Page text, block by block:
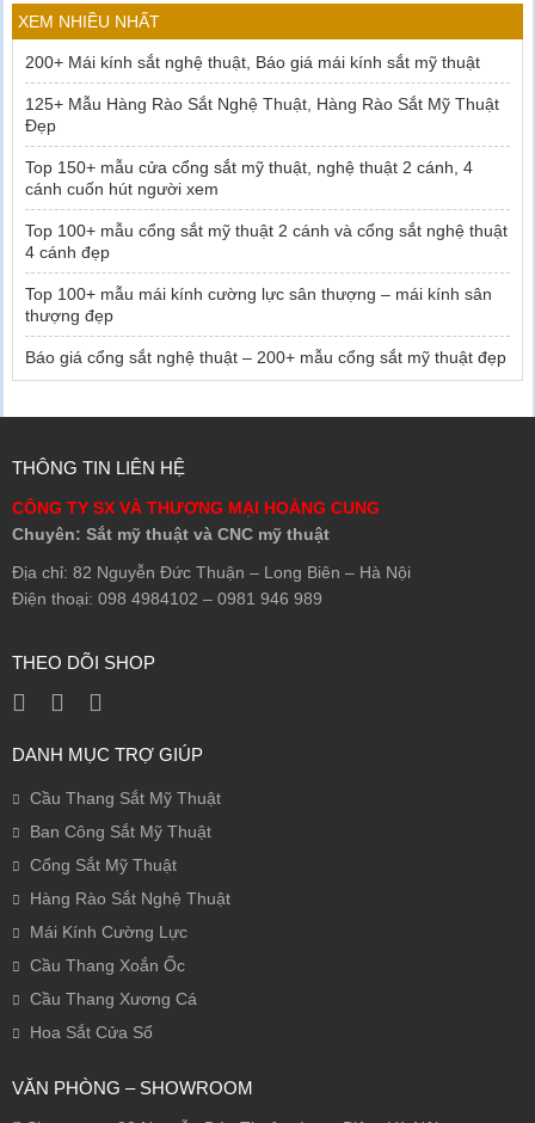
XEM NHIỀU NHẤT
200+ Mái kính sắt nghệ thuật, Báo giá mái kính sắt mỹ thuật
125+ Mẫu Hàng Rào Sắt Nghệ Thuật, Hàng Rào Sắt Mỹ Thuật
Đẹp
Top 150+ mẫu cửa cổng sắt mỹ thuật, nghệ thuật 2 cánh, 4
cánh cuốn hút người xem
Top 100+ mẫu cổng sắt mỹ thuật 2 cánh và cổng sắt nghệ thuật
4 cánh đẹp
Top 100+ mẫu mái kính cường lực sân thượng – mái kính sân
thượng đẹp
Báo giá cổng sắt nghệ thuật – 200+ mẫu cổng sắt mỹ thuật đẹp
THÔNG TIN LIÊN HỆ
CÔNG TY SX VÀ THƯƠNG MẠI HOÀNG CUNG
Chuyên: Sắt mỹ thuật và CNC mỹ thuật
Địa chỉ: 82 Nguyễn Đức Thuận – Long Biên – Hà Nội
Điện thoại: 098 4984102 – 0981 946 989
THEO DÕI SHOP
DANH MỤC TRỢ GIÚP
Cầu Thang Sắt Mỹ Thuật
Ban Công Sắt Mỹ Thuật
Cổng Sắt Mỹ Thuật
Hàng Rào Sắt Nghệ Thuật
Mái Kính Cường Lực
Cầu Thang Xoắn Ốc
Cầu Thang Xương Cá
Hoa Sắt Cửa Sổ
VĂN PHÒNG – SHOWROOM